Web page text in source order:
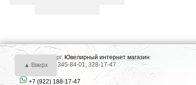
г. Екатеринбург, Ювелирный интернет магазин
Тел.: +7 (343) 345-84-01, 328-17-47
+7 (922) 188-17-47
▲ Вверх